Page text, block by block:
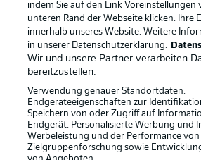
Liveticker AGB
© 2026 Bundesliga-
indem Sie auf den Link Voreinstellungen
unteren Rand der Webseite klicken. Ihre
innerhalb unseres Website. Weitere
in unserer Datenschutzerklärung.
Wir und unsere Partner verarbeiten
bereitzustellen:
Verwendung genauer Standortdaten.
Endgeräteeigenschaften zur
Speichern von oder Zugriff auf
Endgerät. Personalisierte Werbung und
Werbeleistung und der Performance von
Zielgruppenforschung sowie